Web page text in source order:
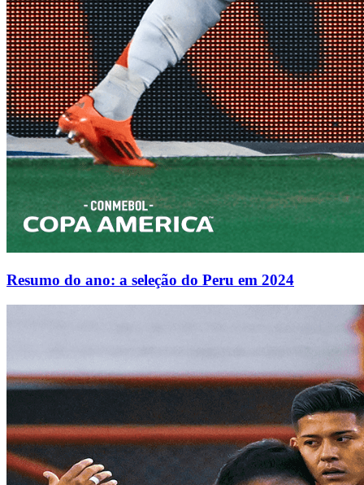
Resumo do ano: a seleção do Peru em 2024